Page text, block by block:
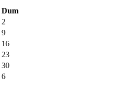
Dum
2
9
16
23
30
6